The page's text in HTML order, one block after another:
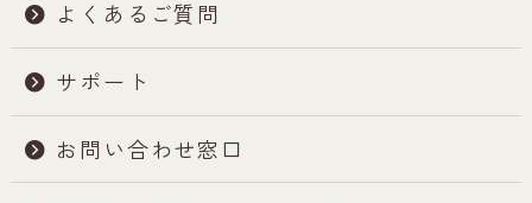
よくあるご質問
サポート
お問い合わせ窓口